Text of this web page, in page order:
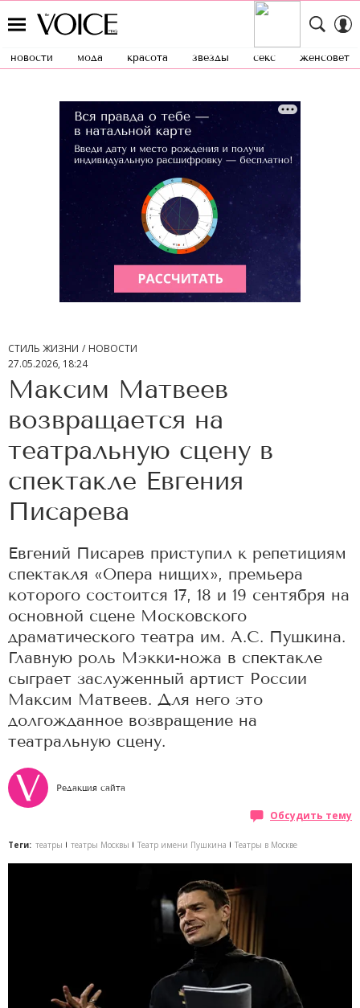
новости мода красота звезды секс женсовет
СТИЛЬ ЖИЗНИ
НОВОСТИ
27.05.2026, 18:24
Максим Матвеев
возвращается на
театральную сцену в
спектакле Евгения
Писарева
Евгений Писарев приступил к репетициям
спектакля «Опера нищих», премьера
которого состоится 17, 18 и 19 сентября на
основной сцене Московского
драматического театра им. А.С. Пушкина.
Главную роль Мэкки-ножа в спектакле
сыграет заслуженный артист России
Максим Матвеев. Для него это
долгожданное возвращение на
театральную сцену.
Редакция сайта
Обсудить тему
Теги: театры театры Москвы Театр имени Пушкина Театры в Москве